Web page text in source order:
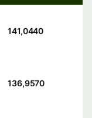
141,0440
136,9570